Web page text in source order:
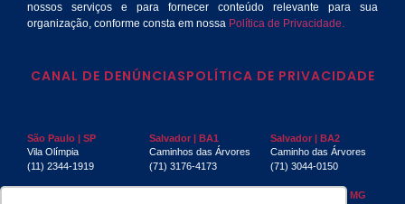
nossos serviços e para fornecer conteúdo relevante para sua
organização, conforme consta em nossa Política de Privacidade.
CANAL DE DENÚNCIASPOLÍTICA DE PRIVACIDADE
São Paulo | SP
Vila Olímpia
(11) 2344-1919
Salvador | BA1
Caminhos das Árvores
(71) 3176-4173
Salvador | BA2
Caminho das Árvores
(71) 3044-0150
Belo Horizonte | MG